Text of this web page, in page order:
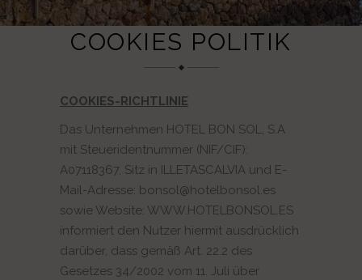
COOKIES POLITIK
COOKIES-RICHTLINIE
Das Unternehmen HOTEL BON SOL, S.A
mit Steueridentnummer (NIF/CIF):
A07118367, Sitz in ILLETASCALVIA und E-
Mail-Adresse: bonsol@hotelbonsol.es
sowie Website: WWW.HOTELBONSOL.ES
informiert den Nutzer hiermit ausdrücklich
darüber, dass gemäß Art. 22.2 des
Gesetzes 34/2002 vom 11. Juli über